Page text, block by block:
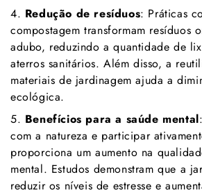
4. Redução de resíduos: Práticas
compostagem transformam resíduos
adubo, reduzindo a quantidade de
aterros sanitários. Além disso, a
materiais de jardinagem ajuda a
ecológica.
5. Benefícios para a saúde mental
com a natureza e participar
proporciona um aumento na
mental. Estudos demonstram que a
reduzir os níveis de estresse e